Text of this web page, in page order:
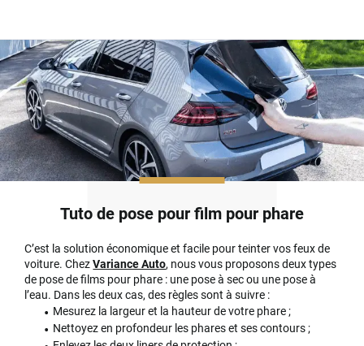
Tuto de pose pour film pour phare
C’est la solution économique et facile pour teinter vos feux de
voiture. ChezVariance Auto, nous vous proposons deux types
de pose de films pour phare : une pose à sec ou une pose à
l’eau. Dans les deux cas, des règles sont à suivre :
Mesurez la largeur et la hauteur de votre phare ;
Nettoyez en profondeur les phares et ses contours ;